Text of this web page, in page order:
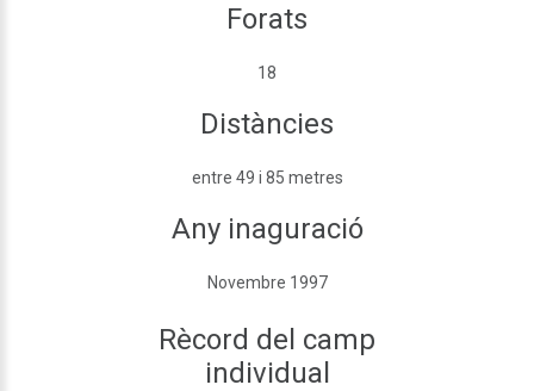
Forats
18
Distàncies
entre 49 i 85 metres
Any inaguració
Novembre 1997
Rècord del camp
individual